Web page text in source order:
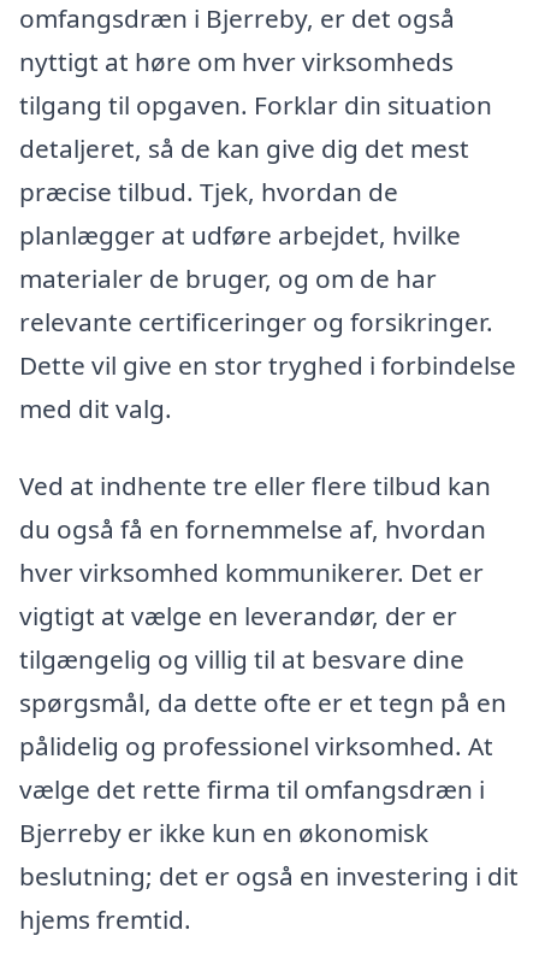
omfangsdræn i Bjerreby, er det også
nyttigt at høre om hver virksomheds
tilgang til opgaven. Forklar din situation
detaljeret, så de kan give dig det mest
præcise tilbud. Tjek, hvordan de
planlægger at udføre arbejdet, hvilke
materialer de bruger, og om de har
relevante certificeringer og forsikringer.
Dette vil give en stor tryghed i forbindelse
med dit valg.
Ved at indhente tre eller flere tilbud kan
du også få en fornemmelse af, hvordan
hver virksomhed kommunikerer. Det er
vigtigt at vælge en leverandør, der er
tilgængelig og villig til at besvare dine
spørgsmål, da dette ofte er et tegn på en
pålidelig og professionel virksomhed. At
vælge det rette firma til omfangsdræn i
Bjerreby er ikke kun en økonomisk
beslutning; det er også en investering i dit
hjems fremtid.